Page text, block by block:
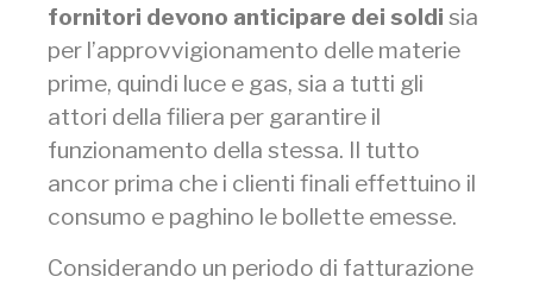
fornitori devono anticipare dei soldi sia
per l’approvvigionamento delle materie
prime, quindi luce e gas, sia a tutti gli
attori della filiera per garantire il
funzionamento della stessa. Il tutto
ancor prima che i clienti finali effettuino il
consumo e paghino le bollette emesse.
Considerando un periodo di fatturazione